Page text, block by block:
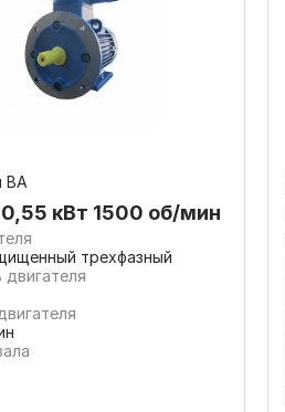
ВА
кВт 1500 об/мин
трехфазный